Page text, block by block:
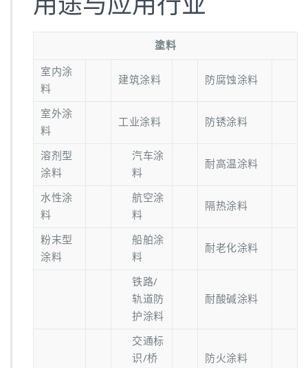
塗料
室内涂
料
建筑涂料 防腐蚀涂料
室外涂
料
工业涂料 防锈涂料
溶剂型
涂料
汽车涂
料
耐高温涂料
水性涂
料
航空涂
料
隔热涂料
粉末型
涂料
船舶涂
料
耐老化涂料
铁路/
轨道防
护涂料
耐酸碱涂料
交通标
识/桥
防火涂料